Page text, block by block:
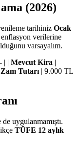
(2026)
tarihiniz Ocak
enflasyon verilerine
varsayalım.
| | Mevcut Kira |
Zam Tutarı | 9.000 TL
uygulanmamıştı.
TÜFE 12 aylık